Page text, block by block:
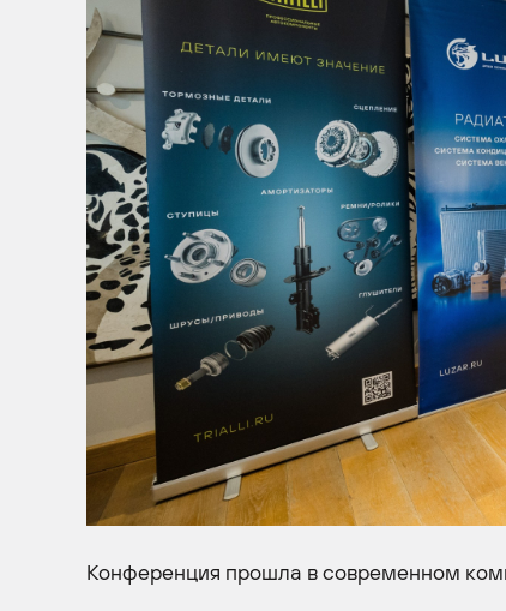
Конференция прошла в современном